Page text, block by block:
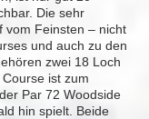
Die sehr
vom Feinsten – nicht
und auch zu den
zwei 18 Loch
ist zum
Par 72 Woodside
hin spielt. Beide